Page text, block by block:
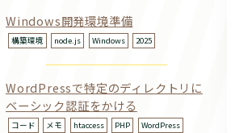
Windows開発環境準備
構築環境 node.js Windows 2025
WordPressで特定のディレクトリに
ベーシック認証をかける
コード メモ htaccess PHP WordPress